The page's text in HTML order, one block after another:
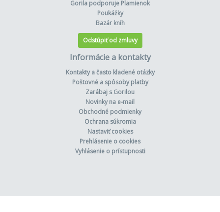
Gorila podporuje Plamienok
Poukážky
Bazár kníh
Odstúpiť od zmluvy
Informácie a kontakty
Kontakty a často kladené otázky
Poštovné a spôsoby platby
Zarábaj s Gorilou
Novinky na e-mail
Obchodné podmienky
Ochrana súkromia
Nastaviť cookies
Prehlásenie o cookies
Vyhlásenie o prístupnosti